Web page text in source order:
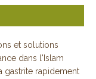
et solutions
dans l'Islam
gastrite rapidement